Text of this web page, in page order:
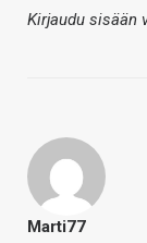
Kirjaudu sisään
Marti77